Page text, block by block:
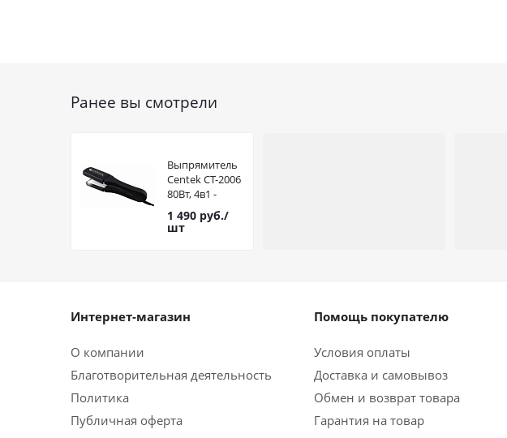
Ранее вы смотрели
Выпрямитель
Centek CT-2006
80Вт, 4в1 -
выпрям + 3
насадки Гофре,
1 490 руб./
шт
Интернет-магазин
О компании
Благотворительная деятельность
Политика
Публичная оферта
Помощь покупателю
Условия оплаты
Доставка и самовывоз
Обмен и возврат товара
Гарантия на товар